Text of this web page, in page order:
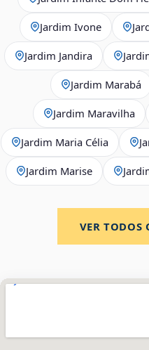
Jardim Ivone
Jardim Jandira
Jardim Marabá
Jardim Maravilha
Jardim Maria Célia
Jardim Marise
VER TODOS